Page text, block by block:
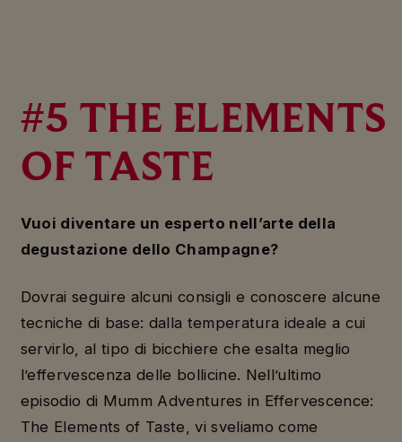
#5 THE ELEMENTS
OF TASTE
Vuoi diventare un esperto nell’arte della
degustazione dello Champagne?
Dovrai seguire alcuni consigli e conoscere alcune
tecniche di base: dalla temperatura ideale a cui
servirlo, al tipo di bicchiere che esalta meglio
l’effervescenza delle bollicine. Nell’ultimo
episodio di Mumm Adventures in Effervescence:
The Elements of Taste, vi sveliamo come